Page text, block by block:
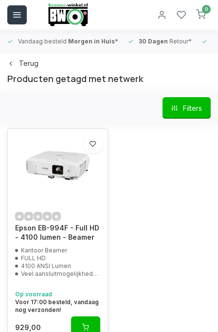
0
Vandaag besteld Morgen in Huis* 30 Dagen Retour*
Terug
Producten getagd met netwerk
Filters
Epson EB-994F - Full HD
- 4100 lumen - Beamer
Kantoor Beamer
FULL HD
4100 ANSI Lumen
Veel aansluitmogelijkheden
Op voorraad
Voor 17:00 besteld, vandaag
nog verzonden!
929,00